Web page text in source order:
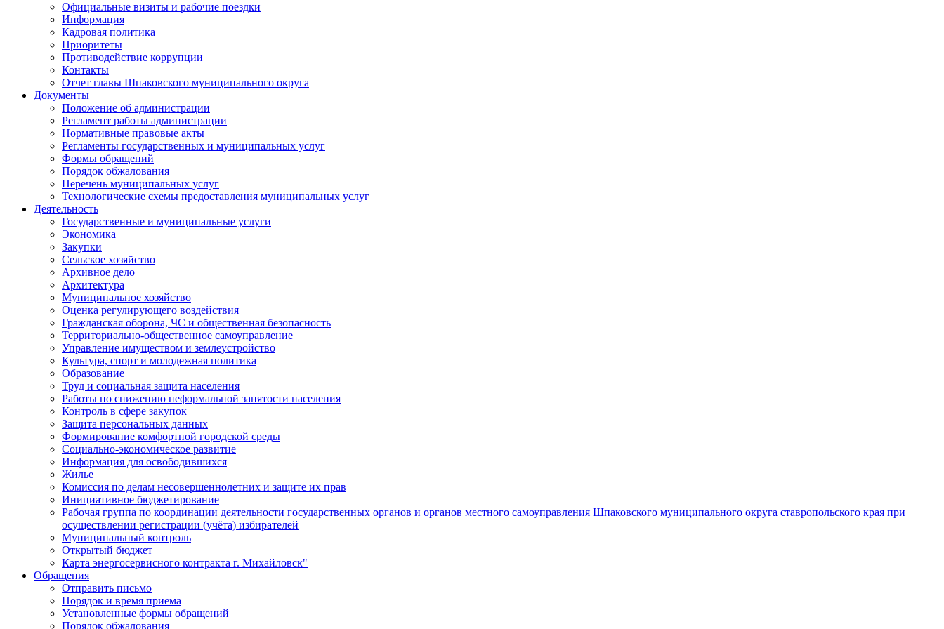
Официальные визиты и рабочие поездки
Информация
Кадровая политика
Приоритеты
Противодействие коррупции
Контакты
Отчет главы Шпаковского муниципального округа
Документы
Положение об администрации
Регламент работы администрации
Нормативные правовые акты
Регламенты государственных и муниципальных услуг
Формы обращений
Порядок обжалования
Перечень муниципальных услуг
Технологические схемы предоставления муниципальных услуг
Деятельность
Государственные и муниципальные услуги
Экономика
Закупки
Сельское хозяйство
Архивное дело
Архитектура
Муниципальное хозяйство
Оценка регулирующего воздействия
Гражданская оборона, ЧС и общественная безопасность
Территориально-общественное самоуправление
Управление имуществом и землеустройство
Культура, спорт и молодежная политика
Образование
Труд и социальная защита населения
Работы по снижению неформальной занятости населения
Контроль в сфере закупок
Защита персональных данных
Формирование комфортной городской среды
Социально-экономическое развитие
Информация для освободившихся
Жилье
Комиссия по делам несовершеннолетних и защите их прав
Инициативное бюджетирование
Рабочая группа по координации деятельности государственных органов и органов местного самоуправления Шпаковского муниципального округа ставропольского края при
осуществлении регистрации (учёта) избирателей
Муниципальный контроль
Открытый бюджет
Карта энергосервисного контракта г. Михайловск"
Обращения
Отправить письмо
Порядок и время приема
Установленные формы обращений
Порядок обжалования